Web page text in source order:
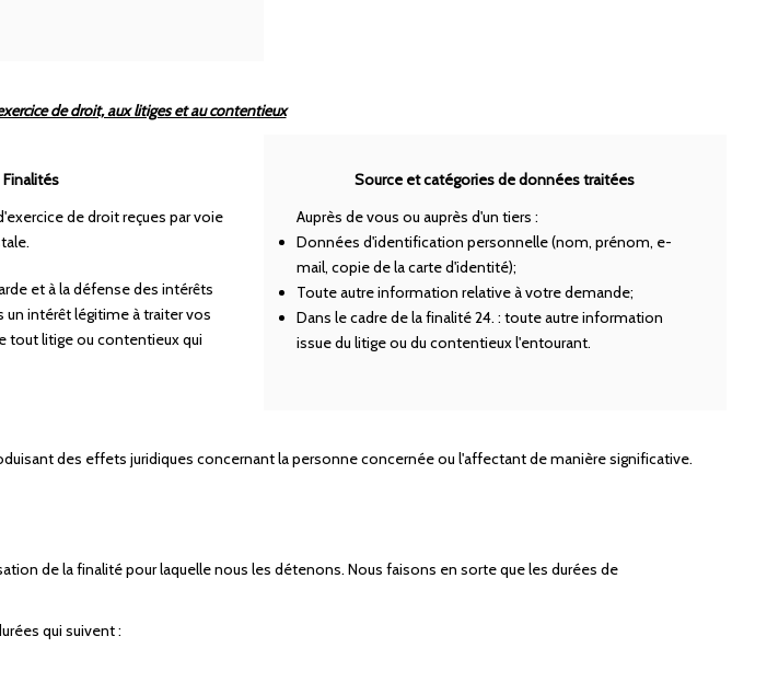
de droit, aux litiges et au contentieux
Finalités
de droit reçues par voie
et à la défense des intérêts
un intérêt légitime à traiter vos
tout litige ou contentieux qui
Source et catégories de données traitées
Auprès de vous ou auprès d'un tiers :
Données d'identification personnelle (nom, prénom, e-
mail, copie de la carte d'identité);
Toute autre information relative à votre demande;
Dans le cadre de la finalité 24. : toute autre information
issue du litige ou du contentieux l'entourant.
des effets juridiques concernant la personne concernée ou l'affectant de manière significative.
de la finalité pour laquelle nous les détenons. Nous faisons en sorte que les durées de
qui suivent :